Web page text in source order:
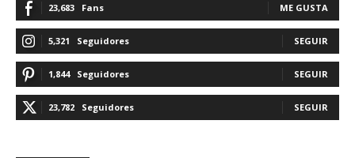
23,683 Fans ME GUSTA
5,321 Seguidores SEGUIR
1,844 Seguidores SEGUIR
23,782 Seguidores SEGUIR